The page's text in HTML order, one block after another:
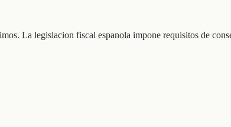
La legislacion fiscal espanola impone requisitos de